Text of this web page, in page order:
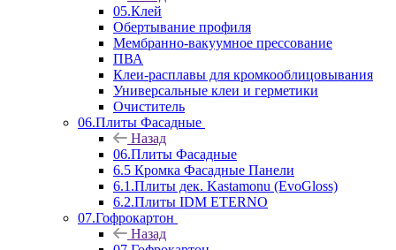
05.Клей
Обертывание профиля
Мембранно-вакуумное прессование
ПВА
Клеи-расплавы для кромкооблицовывания
Универсальные клеи и герметики
Очиститель
06.Плиты Фасадные
Назад
06.Плиты Фасадные
6.5 Кромка Фасадные Панели
6.1.Плиты дек. Kastamonu (EvoGloss)
6.2.Плиты IDM ETERNO
07.Гофрокартон
Назад